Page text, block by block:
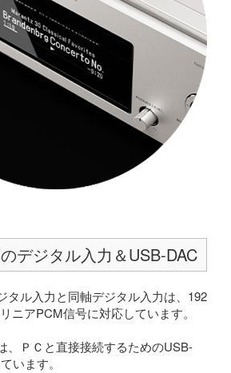
デジタル入力＆USB-DAC
タル入力と同軸デジタル入力は、192
ニアPCM信号に対応しています。
、ＰＣと直接接続するためのUSB-
います。